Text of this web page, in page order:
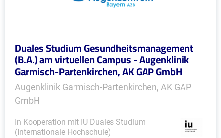
Duales Studium Gesundheitsmanagement
(B.A.) am virtuellen Campus - Augenklinik
Garmisch-Partenkirchen, AK GAP GmbH
Augenklinik Garmisch-Partenkirchen, AK GAP
GmbH
In Kooperation mit IU Duales Studium
(Internationale Hochschule)